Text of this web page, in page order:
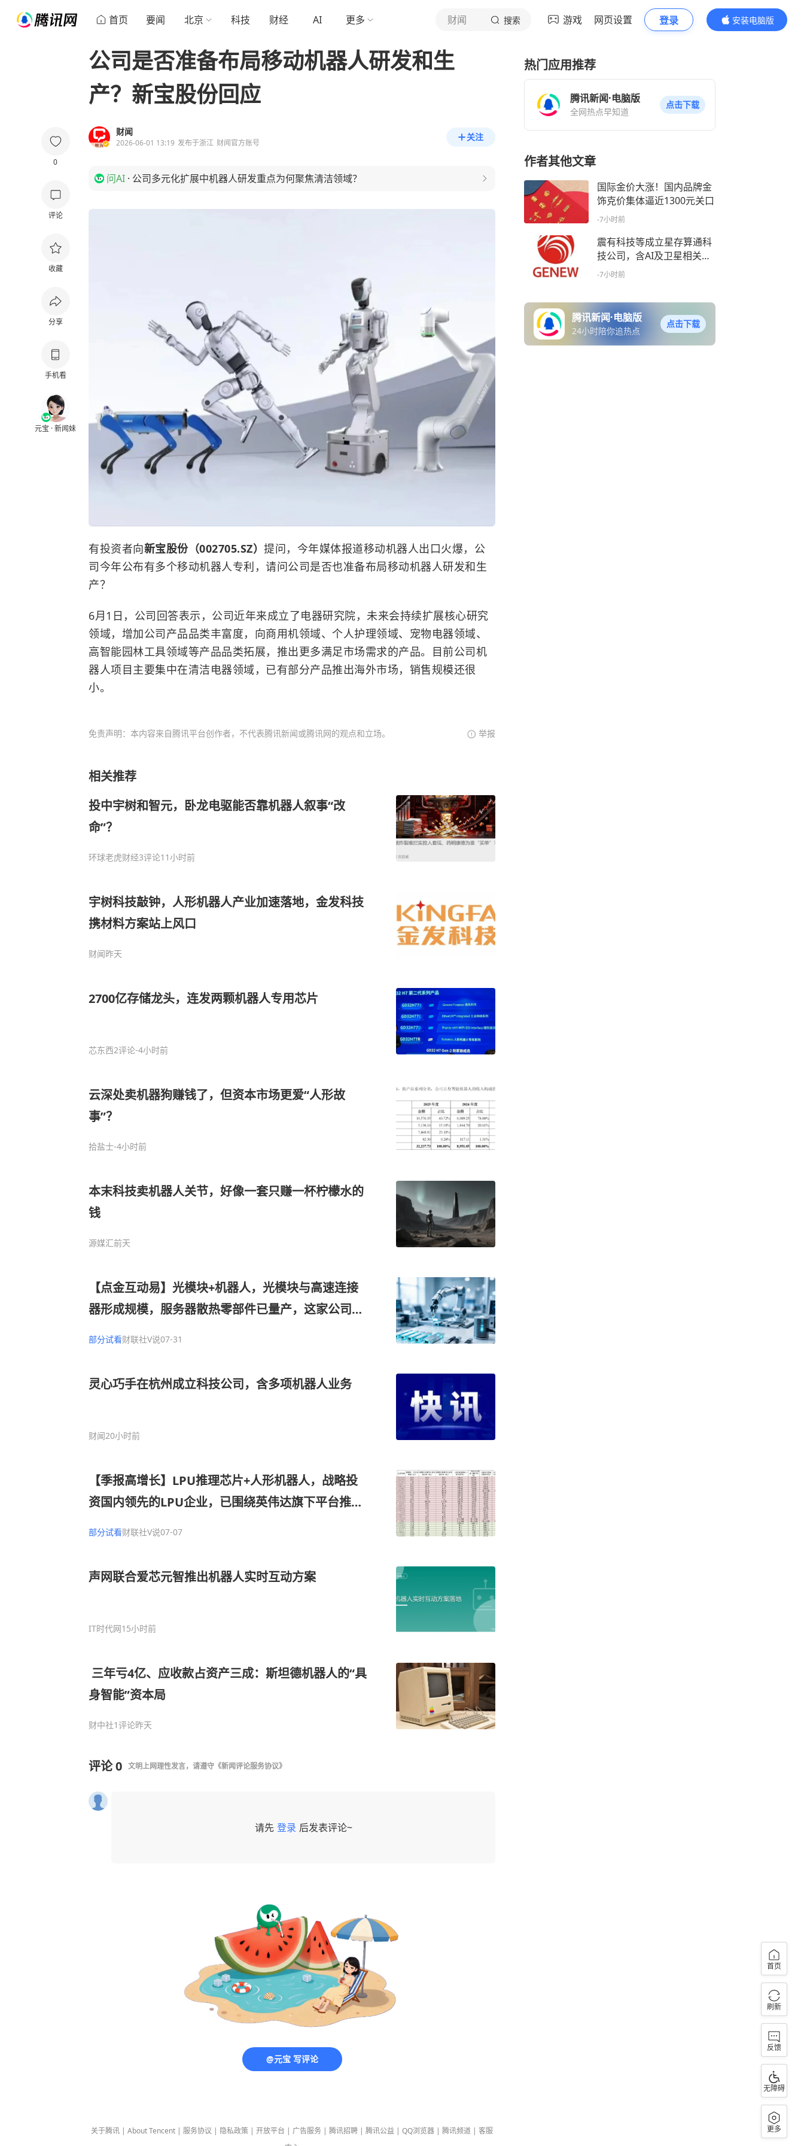
首页 要闻 北京 科技 财经 AI 更多 财闻 搜索 游戏 网页设置 登录
安装电脑版
内容更精彩
0
评论
收藏
分享
手机看
元宝 · 新闻妹
公司是否准备布局移动机器人研发和生
产？新宝股份回应
财闻
2026-06-01 13:19 发布于浙江 财闻官方账号
关注
问AI · 公司多元化扩展中机器人研发重点为何聚焦清洁领域？
有投资者向新宝股份（002705.SZ） 提问，今年媒体报道移动机器人出口火爆，公
司今年公布有多个移动机器人专利，请问公司是否也准备布局移动机器人研发和生
产？
6月1日，公司回答表示，公司近年来成立了电器研究院，未来会持续扩展核心研究
领域，增加公司产品品类丰富度，向商用机领域、个人护理领域、宠物电器领域、
高智能园林工具领域等产品品类拓展，推出更多满足市场需求的产品。目前公司机
器人项目主要集中在清洁电器领域，已有部分产品推出海外市场，销售规模还很
小。
免责声明：本内容来自腾讯平台创作者，不代表腾讯新闻或腾讯网的观点和立场。 举报
相关推荐
投中宇树和智元，卧龙电驱能否靠机器人叙事“改
命”？
环球老虎财经3评论11小时前
宇树科技敲钟，人形机器人产业加速落地，金发科技
携材料方案站上风口
财闻昨天
2700亿存储龙头，连发两颗机器人专用芯片
芯东西2评论-4小时前
云深处卖机器狗赚钱了，但资本市场更爱“人形故
事”？
拾盐士-4小时前
本末科技卖机器人关节，好像一套只赚一杯柠檬水的
钱
源媒汇前天
【点金互动易】光模块+机器人，光模块与高速连接
器形成规模，服务器散热零部件已量产，这家公司机
部分试看财联社V说07-31
灵心巧手在杭州成立科技公司，含多项机器人业务
财闻20小时前
【季报高增长】LPU推理芯片+人形机器人，战略投
资国内领先的LPU企业，已围绕英伟达旗下平台推出
0%
部分试看财联社V说07-07
声网联合爱芯元智推出机器人实时互动方案
IT时代网15小时前
​ 三年亏4亿、应收款占资产三成：斯坦德机器人的“具
身智能”资本局
财中社1评论昨天
评论0 文明上网理性发言，请遵守 《新闻评论服务协议》
请先 登录 后发表评论~
@元宝 写评论
关于腾讯 | About Tencent | 服务协议 | 隐私政策 | 开放平台 | 广告服务 | 腾讯招聘 | 腾讯公益 | QQ浏览器 | 腾讯频道 | 客服
热门应用推荐
腾讯新闻·电脑版
全网热点早知道
点击下载
作者其他文章
国际金价大涨！国内品牌金
饰克价集体逼近1300元关口
-7小时前
震有科技等成立星存算通科
技公司，含AI及卫星相关业
务
-7小时前
腾讯新闻·电脑版
24小时陪你追热点
点击下载
首页
刷新
反馈
无障碍
更多